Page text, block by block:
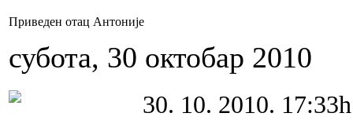
Приведен отац Антоније
субота, 30 октобар 2010
30. 10. 2010.